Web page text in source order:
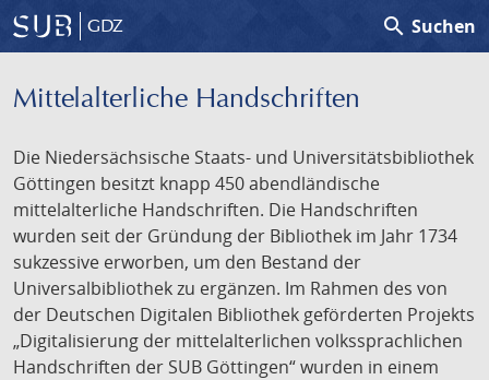
GDZ search Suchen
Mittelalterliche Handschriften
Die Niedersächsische Staats- und Universitätsbibliothek
Göttingen besitzt knapp 450 abendländische
mittelalterliche Handschriften. Die Handschriften
wurden seit der Gründung der Bibliothek im Jahr 1734
sukzessive erworben, um den Bestand der
Universalbibliothek zu ergänzen. Im Rahmen des von
der Deutschen Digitalen Bibliothek geförderten Projekts
„Digitalisierung der mittelalterlichen volkssprachlichen
Handschriften der SUB Göttingen“ wurden in einem